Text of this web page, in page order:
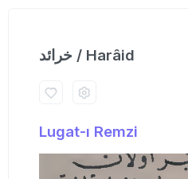
خرائد / Harâid
Lugat-ı Remzi